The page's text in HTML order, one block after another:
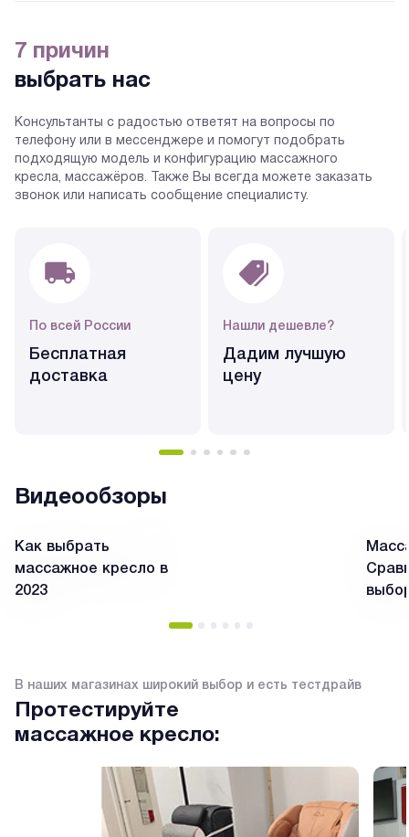
7 причин
выбрать нас
Консультанты с радостью ответят на вопросы по
телефону или в мессенджере и помогут подобрать
подходящую модель и конфигурацию массажного
кресла, массажёров. Также Вы всегда можете заказать
звонок или написать сообщение специалисту.
По всей России
Бесплатная
доставка
Нашли дешевле?
Дадим лучшую
цену
Видеообзоры
Как выбрать
массажное кресло в
2023
В наших магазинах широкий выбор и есть тестдрайв
Протестируйте
массажное кресло: